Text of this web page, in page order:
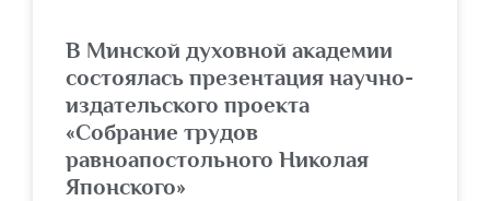
В Минской духовной академии
состоялась презентация научно-
издательского проекта
«Собрание трудов
равноапостольного Николая
Японского»